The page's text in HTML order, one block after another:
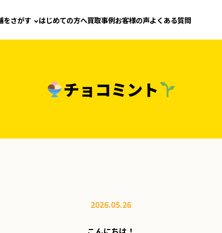
をさがす はじめての方へ買取事例お客様の声よくある質問
チョコミント
2026.05.26